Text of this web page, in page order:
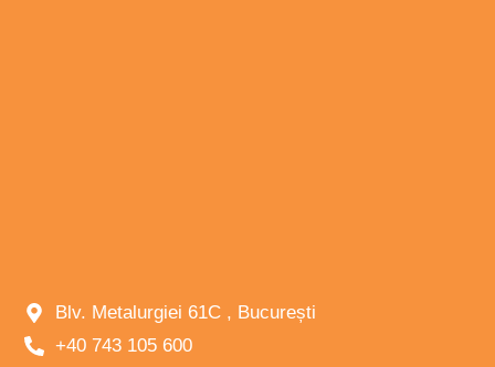
Blv. Metalurgiei 61C , București
+40 743 105 600